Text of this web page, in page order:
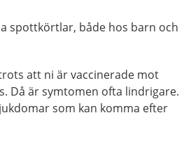
spottkörtlar, både hos barn och
att ni är vaccinerade mot
Då är symtomen ofta lindrigare.
som kan komma efter